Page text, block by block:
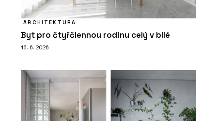
ARCHITEKTURA
Byt pro čtyřčlennou rodinu celý v bílé
16. 6. 2026